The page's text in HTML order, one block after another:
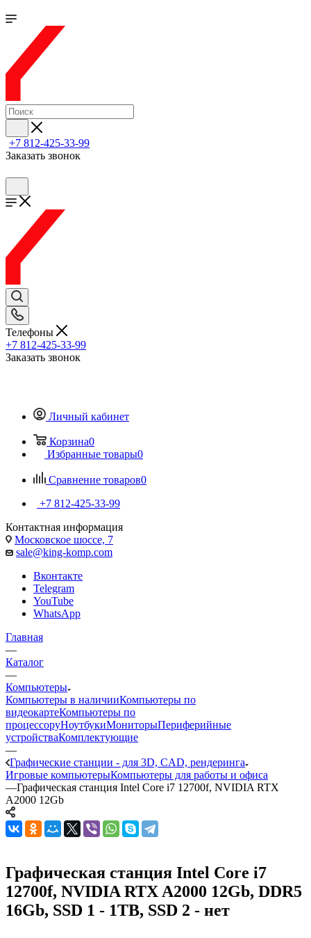
+7 812-425-33-99
Заказать звонок
Телефоны
+7 812-425-33-99
Заказать звонок
Личный кабинет
Корзина0
Избранные товары0
Сравнение товаров0
+7 812-425-33-99
Контактная информация
Московское шоссе, 7
sale@king-komp.com
Вконтакте
Telegram
YouTube
WhatsApp
Главная
—
Каталог
—
Компьютеры
Компьютеры в наличииКомпьютеры по
видеокартеКомпьютеры по
процессоруНоутбукиМониторыПериферийные
устройстваКомплектующие
—
Графические станции - для 3D, CAD, рендеринга
Игровые компьютерыКомпьютеры для работы и офиса
—Графическая станция Intel Core i7 12700f, NVIDIA RTX
A2000 12Gb
Графическая станция Intel Core i7
12700f, NVIDIA RTX A2000 12Gb, DDR5
16Gb, SSD 1 - 1TB, SSD 2 - нет